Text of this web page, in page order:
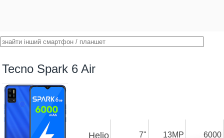
Tecno Spark 6 Air
Helio
7" 13MP
6000